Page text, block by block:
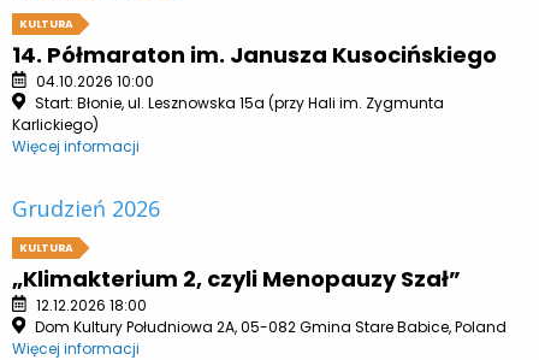
KULTURA
14. Półmaraton im. Janusza Kusocińskiego
04.10.2026 10:00
Start: Błonie, ul. Lesznowska 15a (przy Hali im. Zygmunta
Karlickiego)
Więcej informacji
Grudzień 2026
KULTURA
„Klimakterium 2, czyli Menopauzy Szał”
12.12.2026 18:00
Dom Kultury Południowa 2A, 05-082 Gmina Stare Babice, Poland
Więcej informacji